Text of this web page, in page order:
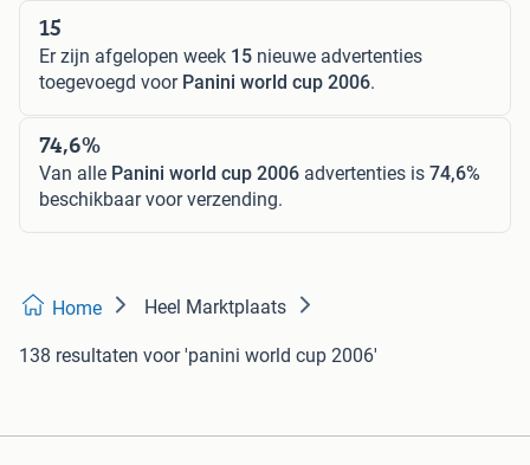
15
Er zijn afgelopen week 15 nieuwe advertenties
toegevoegd voor Panini world cup 2006.
74,6%
Van alle Panini world cup 2006 advertenties is 74,6%
beschikbaar voor verzending.
Home Heel Marktplaats
138 resultaten voor 'panini world cup 2006'